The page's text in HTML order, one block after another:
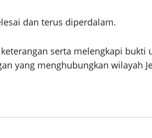
dan terus diperdalam.
serta melengkapi bukti
yang menghubungkan wilayah